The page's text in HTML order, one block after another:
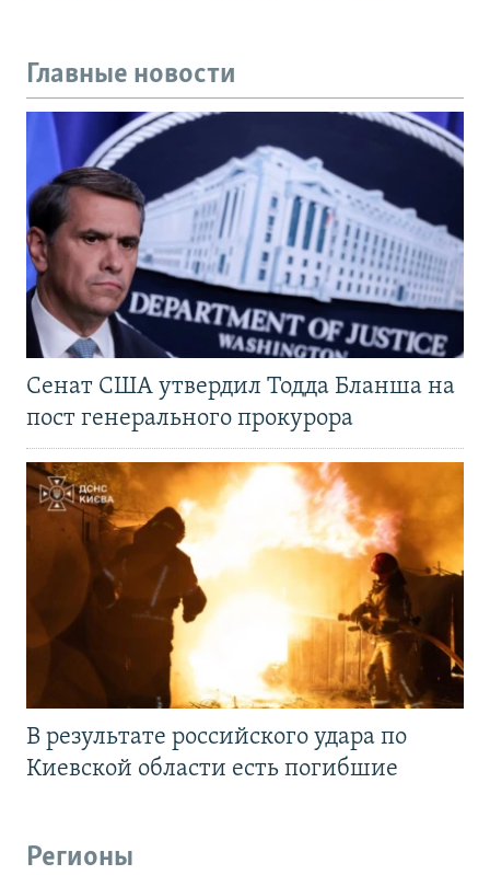
Главные новости
Сенат США утвердил Тодда Бланша на
пост генерального прокурора
В результате российского удара по
Киевской области есть погибшие
Регионы